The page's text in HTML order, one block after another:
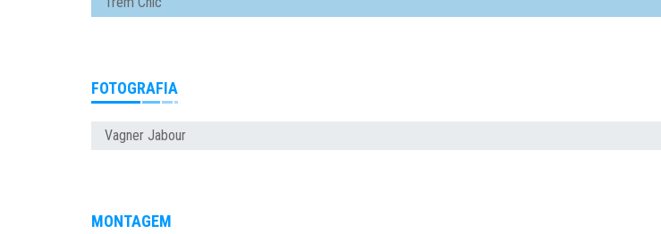
FOTOGRAFIA
Vagner Jabour
MONTAGEM